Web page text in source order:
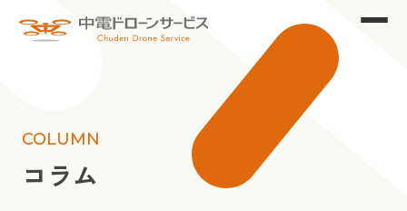
COLUMN
コラム